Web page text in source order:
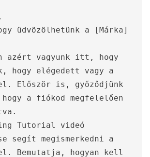
üdvözölhetünk a [Márka]
azért vagyunk itt, hogy
hogy elégedett vagy a
Először is, győződjünk
a fiókod megfelelően
Tutorial videó
segít megismerkedni a
Bemutatja, hogyan kell